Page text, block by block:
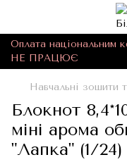
Оплата національним
НЕ ПРАЦЮЄ
Навчальні зошити
Блокнот
міні арома
"Лапка" (1/24)